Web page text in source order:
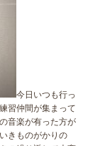
今日いつも行っ
習仲間が集まって
音楽が有った方が
きものがかりの